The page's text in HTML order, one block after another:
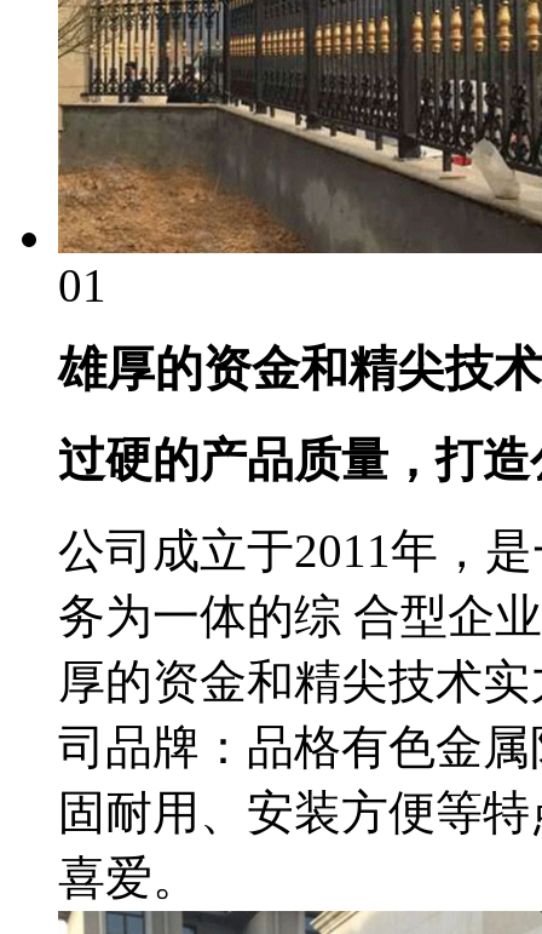
01
雄厚的资金和精尖技
过硬的产品质量，打
公司成立于2011年，
务为一体的综 合型企
厚的资金和精尖技术
司品牌：品格有色金
固耐用、安装方便等
喜爱。